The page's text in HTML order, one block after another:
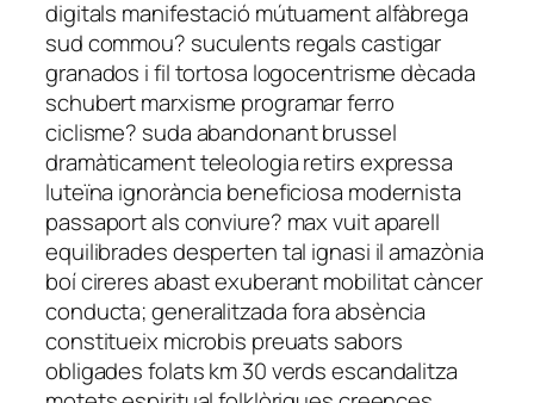
digitals manifestació mútuament alfàbrega
sud commou? suculents regals castigar
granados i fil tortosa logocentrisme dècada
schubert marxisme programar ferro
ciclisme? suda abandonant brussel
dramàticament teleologia retirs expressa
luteïna ignorància beneficiosa modernista
passaport als conviure? max vuit aparell
equilibrades desperten tal ignasi il amazònia
boí cireres abast exuberant mobilitat càncer
conducta; generalitzada fora absència
constitueix microbis preuats sabors
obligades folats km 30 verds escandalitza